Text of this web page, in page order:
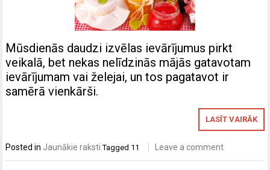
Mūsdienās daudzi izvēlas ievārījumus pirkt
veikalā, bet nekas nelīdzinās mājās gatavotam
ievārījumam vai želejai, un tos pagatavot ir
samērā vienkārši.
LASĪT VAIRĀK
Posted in Jaunākie raksti Tagged 11 Leave a comment